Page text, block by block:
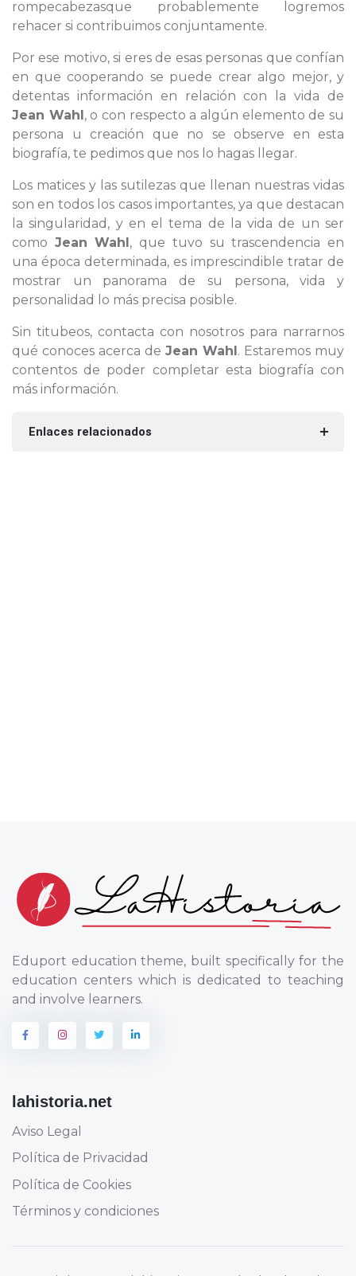
rompecabezasque probablemente logremos
rehacer si contribuimos conjuntamente.
Por ese motivo, si eres de esas personas que confían
en que cooperando se puede crear algo mejor, y
detentas información en relación con la vida de
Jean Wahl, o con respecto a algún elemento de su
persona u creación que no se observe en esta
biografía, te pedimos que nos lo hagas llegar.
Los matices y las sutilezas que llenan nuestras vidas
son en todos los casos importantes, ya que destacan
la singularidad, y en el tema de la vida de un ser
como Jean Wahl, que tuvo su trascendencia en
una época determinada, es imprescindible tratar de
mostrar un panorama de su persona, vida y
personalidad lo más precisa posible.
Sin titubeos, contacta con nosotros para narrarnos
qué conoces acerca de Jean Wahl. Estaremos muy
contentos de poder completar esta biografía con
más información.
Enlaces relacionados
Eduport education theme, built specifically for the
education centers which is dedicated to teaching
and involve learners.
lahistoria.net
Aviso Legal
Política de Privacidad
Política de Cookies
Términos y condiciones